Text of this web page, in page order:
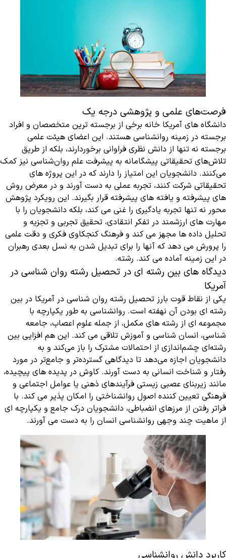
فرصت‌های علمی و پژوهشی درجه یک
دانشگاه های آمریکا خانه برخی از برجسته ترین متخصصان و افراد
برجسته در زمینه روانشناسی هستند. این اعضای هیئت علمی
برجسته نه تنها از دانش نظری فراوانی برخوردارند، بلکه از طریق
تلاش‌های تحقیقاتی پیشگامانه به پیشرفت علم روان‌شناسی نیز کمک
می‌کنند. دانشجویان این امتیاز را دارند که در این پروژه های
تحقیقاتی شرکت کنند، تجربه عملی به دست آورند و در معرض روش
های پیشرفته و یافته های پیشرفته قرار بگیرند. این رویکرد پژوهش
محور نه تنها تجربه یادگیری را غنی می کند، بلکه دانشجویان را با
مهارت های ارزشمند در تفکر انتقادی، تحقیق تجربی و تجزیه و
تحلیل داده ها مجهز می کند و فرهنگ کنجکاوی فکری و دقت علمی
را پرورش می دهد که آنها را برای تبدیل شدن به نسل بعدی رهبران
در این زمینه آماده می کند. رشته.
دیدگاه های بین رشته ای در تحصیل رشته روان شناسی در
آمریکا
یکی از نقاط قوت بارز تحصیل رشته روان شناسی در آمریکا در بین
رشته ای بودن آن نهفته است. روانشناسی به طور یکپارچه با
مجموعه ای از رشته های مکمل، از جمله علوم اعصاب، جامعه
شناسی، انسان شناسی و آموزش تلاقی می کند. این هم افزایی بین
رشته‌ای چشم‌اندازی از احتمالات مشترک را باز می‌کند و به
دانشجویان اجازه می‌دهد تا دیدگاهی گسترده‌تر و جامع‌تر در مورد
رفتار و شناخت انسانی به دست آورند. کاوش در پدیده های پیچیده،
مانند زیربنای عصبی زیستی فرآیندهای ذهنی یا عوامل اجتماعی و
فرهنگی تعیین کننده اصول روانشناختی را امکان پذیر می کند. با
فراتر رفتن از مرزهای انضباطی، دانشجویان درک جامع و یکپارچه ای
از ماهیت چند وجهی روانشناسی انسان را به دست می آورند.
کاربرد دانش روانشناسی